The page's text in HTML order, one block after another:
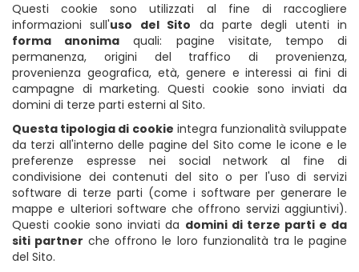
Questi cookie sono utilizzati al fine di raccogliere
informazioni sull'uso del Sito da parte degli utenti in
forma anonima quali: pagine visitate, tempo di
permanenza, origini del traffico di provenienza,
provenienza geografica, età, genere e interessi ai fini di
campagne di marketing. Questi cookie sono inviati da
domini di terze parti esterni al Sito.
Questa tipologia di cookie integra funzionalità sviluppate
da terzi all'interno delle pagine del Sito come le icone e le
preferenze espresse nei social network al fine di
condivisione dei contenuti del sito o per l'uso di servizi
software di terze parti (come i software per generare le
mappe e ulteriori software che offrono servizi aggiuntivi).
Questi cookie sono inviati da domini di terze parti e da
siti partner che offrono le loro funzionalità tra le pagine
del Sito.